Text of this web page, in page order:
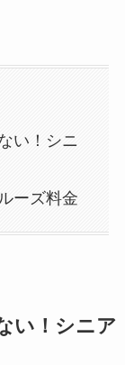
い！シニ
ーズ料金
い！シニア